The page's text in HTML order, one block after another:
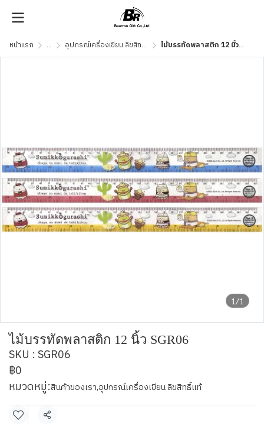
หน้าแรก ... อุปกรณ์เครื่องเขียน ลิขสิทธิ์แท้ ไม้บรรทัดพลาสติก 12 นิ้ว SGR06
1/1
ไม้บรรทัดพลาสติก 12 นิ้ว SGR06
SKU : SGR06
฿0
หมวดหมู่:สินค้าของเรา,อุปกรณ์เครื่องเขียน ลิขสิทธิ์แท้
แชร์